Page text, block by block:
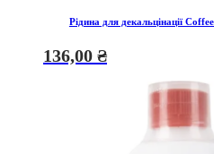
Рідина для декальцінації
136,00 ₴